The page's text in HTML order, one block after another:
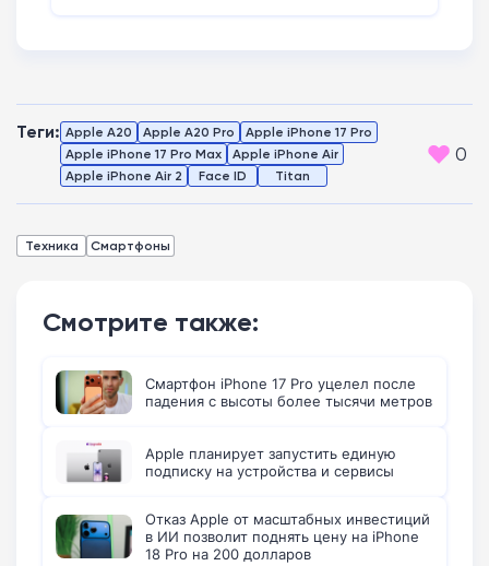
Теги: Apple A20 Apple A20 Pro
Apple iPhone 17 Pro
Apple iPhone 17 Pro Max
Apple iPhone Air
Apple iPhone Air 2
Face ID Titan
0
Техника Смартфоны
Смотрите также:
Смартфон iPhone 17 Pro уцелел после
падения с высоты более тысячи метров
Apple планирует запустить единую
подписку на устройства и сервисы
Отказ Apple от масштабных инвестиций
в ИИ позволит поднять цену на iPhone
18 Pro на 200 долларов